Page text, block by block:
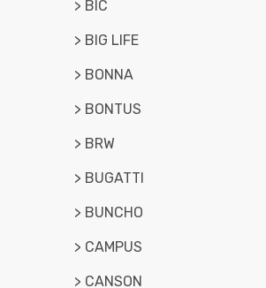
> BIC
> BIG LIFE
> BONNA
> BONTUS
> BRW
> BUGATTI
> BUNCHO
> CAMPUS
> CANSON